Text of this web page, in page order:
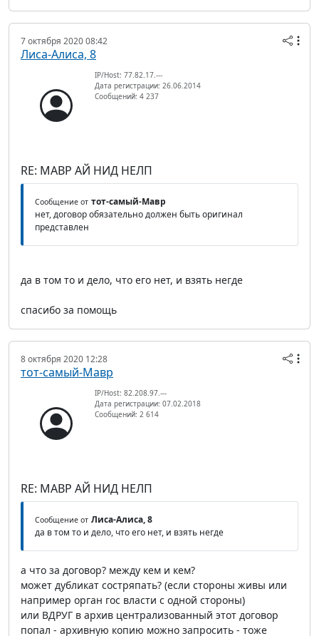
7 октября 2020 08:42
Лиса-Алиса, 8
IP/Host: 77.82.17.---
Дата регистрации: 26.06.2014
Сообщений: 4 237
RE: МАВР АЙ НИД НЕЛП
Сообщение от тот-самый-Мавр
нет, договор обязательно должен быть оригинал
представлен
да в том то и дело, что его нет, и взять негде
спасибо за помощь
8 октября 2020 12:28
тот-самый-Мавр
IP/Host: 82.208.97.---
Дата регистрации: 07.02.2018
Сообщений: 2 614
RE: МАВР АЙ НИД НЕЛП
Сообщение от Лиса-Алиса, 8
да в том то и дело, что его нет, и взять негде
а что за договор? между кем и кем?
может дубликат состряпать? (если стороны живы или
например орган гос власти с одной стороны)
или ВДРУГ в архив централизованный этот договор
попал - архивную копию можно запросить - тоже